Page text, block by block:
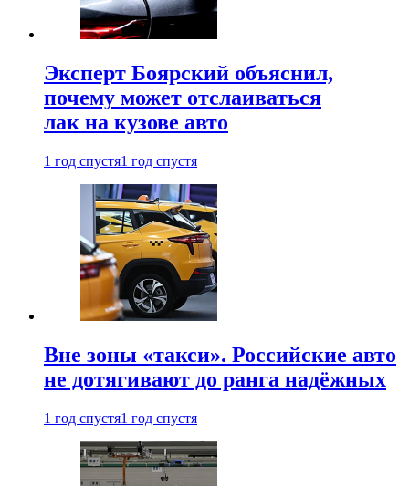
Эксперт Боярский объяснил,
почему может отслаиваться
лак на кузове авто
1 год спустя1 год спустя
Вне зоны «такси». Российские авто
не дотягивают до ранга надёжных
1 год спустя1 год спустя